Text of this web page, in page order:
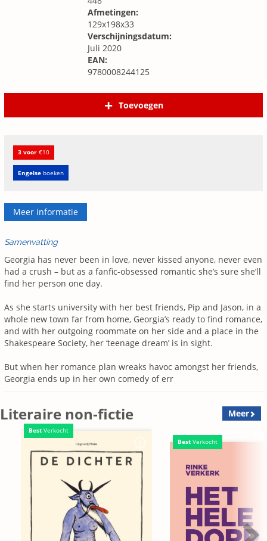
Afmetingen:
129x198x33
Verschijningsdatum:
Juli 2020
EAN:
9780008244125
Toevoegen
3 voor €10
Engelse boeken
Meer informatie
Samenvatting
Georgia has never been in love, never kissed anyone, never even
had a crush – but as a fanfic-obsessed romantic she’s sure she’ll
find her person one day.
As she starts university with her best friends, Pip and Jason, in a
whole new town far from home, Georgia’s ready to find romance,
and with her outgoing roommate on her side and a place in the
Shakespeare Society, her ‘teenage dream’ is in sight.
But when her romance plan wreaks havoc amongst her friends,
Georgia ends up in her own comedy of err
Literaire non-fictie Meer
Best Verkocht
Best Verkocht